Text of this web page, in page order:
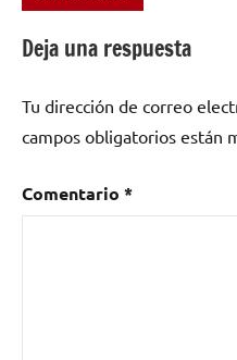
Aurora
El
Parque
Los
Deja una respuesta
Tu dirección de correo
campos obligatorios están
Comentario *